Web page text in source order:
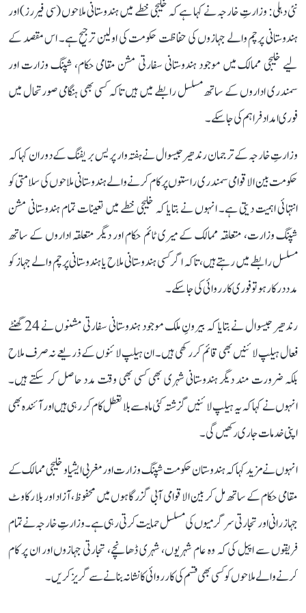
نئی دہلی: وزارتِ خارجہ نے کہا ہے کہ خلیجی خطے میں ہندوستانی ملاحوں (سی فیررز) اور
ہندوستانی پرچم والے جہازوں کی حفاظت حکومت کی اولین ترجیح ہے۔ اس مقصد کے
لیے خلیجی ممالک میں موجود ہندوستانی سفارتی مشن مقامی حکام، شپنگ وزارت اور
سمندری اداروں کے ساتھ مسلسل رابطے میں ہیں تاکہ کسی بھی ہنگامی صورتحال میں
فوری امداد فراہم کی جا سکے۔
وزارتِ خارجہ کے ترجمان رندھیر جیسوال نے ہفتہ وار پریس بریفنگ کے دوران کہا کہ
حکومت بین الاقوامی سمندری راستوں پر کام کرنے والے ہندوستانی ملاحوں کی سلامتی کو
انتہائی اہمیت دیتی ہے۔ انہوں نے بتایا کہ خلیجی خطے میں تعینات تمام ہندوستانی مشن
شپنگ وزارت، متعلقہ ممالک کے میری ٹائم حکام اور دیگر متعلقہ اداروں کے ساتھ
مسلسل رابطے میں رہتے ہیں، تاکہ اگر کسی ہندوستانی ملاح یا ہندوستانی پرچم والے جہاز کو
مدد درکار ہو تو فوری کارروائی کی جا سکے۔
رندھیر جیسوال نے بتایا کہ بیرونِ ملک موجود ہندوستانی سفارتی مشنوں نے 24 گھنٹے
فعال ہیلپ لائنیں بھی قائم کر رکھی ہیں۔ ان ہیلپ لائنوں کے ذریعے نہ صرف ملاح
بلکہ ضرورت مند دیگر ہندوستانی شہری بھی کسی بھی وقت مدد حاصل کر سکتے ہیں۔
انہوں نے کہا کہ یہ ہیلپ لائنیں گزشتہ کئی ماہ سے بلا تعطل کام کر رہی ہیں اور آئندہ بھی
اپنی خدمات جاری رکھیں گی۔
انہوں نے مزید کہا کہ ہندوستان حکومت شپنگ وزارت اور مغربی ایشیا و خلیجی ممالک کے
مقامی حکام کے ساتھ مل کر بین الاقوامی آبی گزرگاہوں میں محفوظ، آزاد اور بلا رکاوٹ
جہاز رانی اور تجارتی سرگرمیوں کی مسلسل حمایت کرتی رہی ہے۔ وزارتِ خارجہ نے تمام
فریقوں سے اپیل کی کہ وہ عام شہریوں، شہری ڈھانچے، تجارتی جہازوں اور ان پر کام
کرنے والے ملاحوں کو کسی بھی قسم کی کارروائی کا نشانہ بنانے سے گریز کریں۔